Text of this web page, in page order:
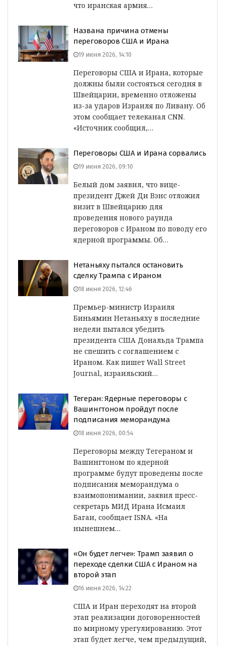
что иранская армия…
Названа причина отмены
переговоров США и Ирана
19 июня 2026, 14:10
Переговоры США и Ирана, которые
должны были состояться сегодня в
Швейцарии, временно отложены
из-за ударов Израиля по Ливану. Об
этом сообщает телеканал CNN.
«Источник сообщил,…
Переговоры США и Ирана сорвались
19 июня 2026, 09:10
Белый дом заявил, что вице-
президент Джей Ди Вэнс отложил
визит в Швейцарию для
проведения нового раунда
переговоров с Ираном по поводу его
ядерной программы. Об…
Нетаньяху пытался остановить
сделку Трампа с Ираном
18 июня 2026, 12:46
Премьер-министр Израиля
Биньямин Нетаньяху в последние
недели пытался убедить
президента США Дональда Трампа
не спешить с соглашением с
Ираном. Как пишет Wall Street
Journal, израильский…
Тегеран: Ядерные переговоры с
Вашингтоном пройдут после
подписания меморандума
18 июня 2026, 00:54
Переговоры между Тегераном и
Вашингтоном по ядерной
программе будут проведены после
подписания меморандума о
взаимопонимании, заявил пресс-
секретарь МИД Ирана Исмаил
Багаи, сообщает ISNA. «На
нынешнем…
«Он будет легче»: Трамп заявил о
переходе сделки США с Ираном на
второй этап
16 июня 2026, 14:22
США и Иран переходят на второй
этап реализации договоренностей
по мирному урегулированию. Этот
этап будет легче, чем предыдущий,